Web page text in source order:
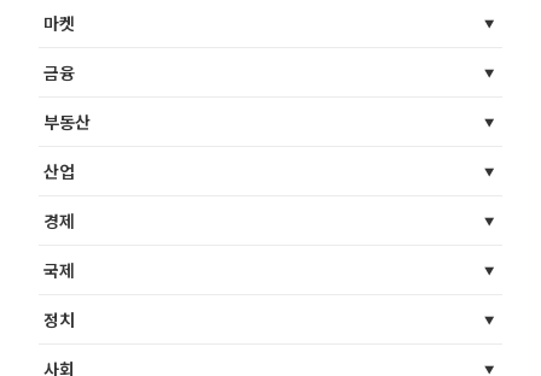
마켓
금융
부동산
산업
경제
국제
정치
사회